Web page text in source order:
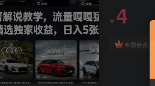
￥ 4
年费会员